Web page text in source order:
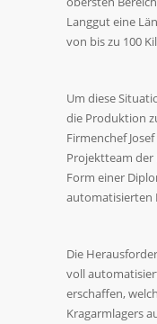
Langgut eine
von bis zu 100
Um diese
die Produktion
Firmenchef
Projektteam der
Form einer
automatisierten
Die
voll
erschaffen,
Kragarmlagers